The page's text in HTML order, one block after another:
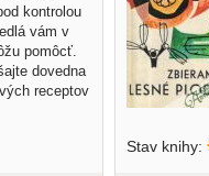
kontrolou
vám v
pomôcť.
dovedna
receptov
Stav knihy: